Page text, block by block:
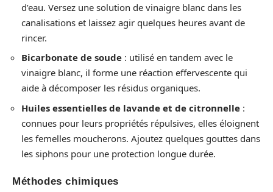
d’eau. Versez une solution de vinaigre blanc dans les
canalisations et laissez agir quelques heures avant de
rincer.
Bicarbonate de soude : utilisé en tandem avec le
vinaigre blanc, il forme une réaction effervescente qui
aide à décomposer les résidus organiques.
Huiles essentielles de lavande et de citronnelle :
connues pour leurs propriétés répulsives, elles éloignent
les femelles moucherons. Ajoutez quelques gouttes dans
les siphons pour une protection longue durée.
Méthodes chimiques